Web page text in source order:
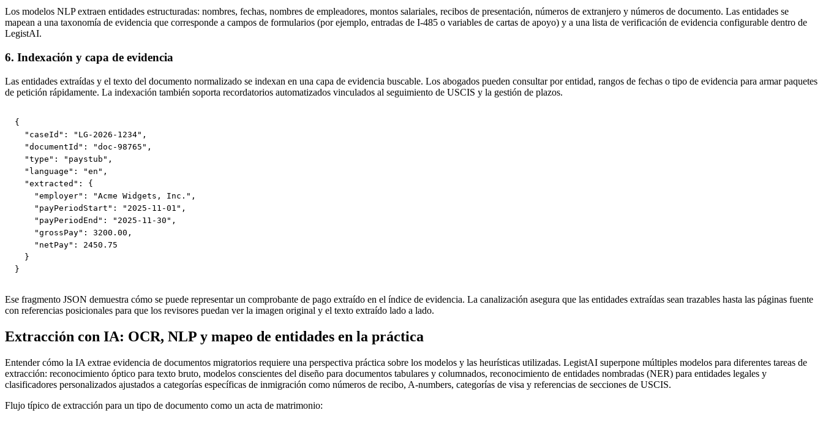
Los modelos NLP extraen entidades estructuradas: nombres, fechas, nombres de empleadores, montos salariales, recibos de presentación, números de extranjero y números de documento. Las entidades se
mapean a una taxonomía de evidencia que corresponde a campos de formularios (por ejemplo, entradas de I-485 o variables de cartas de apoyo) y a una lista de verificación de evidencia configurable dentro de
LegistAI.
6. Indexación y capa de evidencia
Las entidades extraídas y el texto del documento normalizado se indexan en una capa de evidencia buscable. Los abogados pueden consultar por entidad, rangos de fechas o tipo de evidencia para armar paquetes
de petición rápidamente. La indexación también soporta recordatorios automatizados vinculados al seguimiento de USCIS y la gestión de plazos.
{
  "caseId": "LG-2026-1234",
  "documentId": "doc-98765",
  "type": "paystub",
  "language": "en",
  "extracted": {
    "employer": "Acme Widgets, Inc.",
    "payPeriodStart": "2025-11-01",
    "payPeriodEnd": "2025-11-30",
    "grossPay": 3200.00,
    "netPay": 2450.75
  }
}
Ese fragmento JSON demuestra cómo se puede representar un comprobante de pago extraído en el índice de evidencia. La canalización asegura que las entidades extraídas sean trazables hasta las páginas fuente
con referencias posicionales para que los revisores puedan ver la imagen original y el texto extraído lado a lado.
Extracción con IA: OCR, NLP y mapeo de entidades en la práctica
Entender cómo la IA extrae evidencia de documentos migratorios requiere una perspectiva práctica sobre los modelos y las heurísticas utilizadas. LegistAI superpone múltiples modelos para diferentes tareas de
extracción: reconocimiento óptico para texto bruto, modelos conscientes del diseño para documentos tabulares y columnados, reconocimiento de entidades nombradas (NER) para entidades legales y
clasificadores personalizados ajustados a categorías específicas de inmigración como números de recibo, A-numbers, categorías de visa y referencias de secciones de USCIS.
Flujo típico de extracción para un tipo de documento como un acta de matrimonio: